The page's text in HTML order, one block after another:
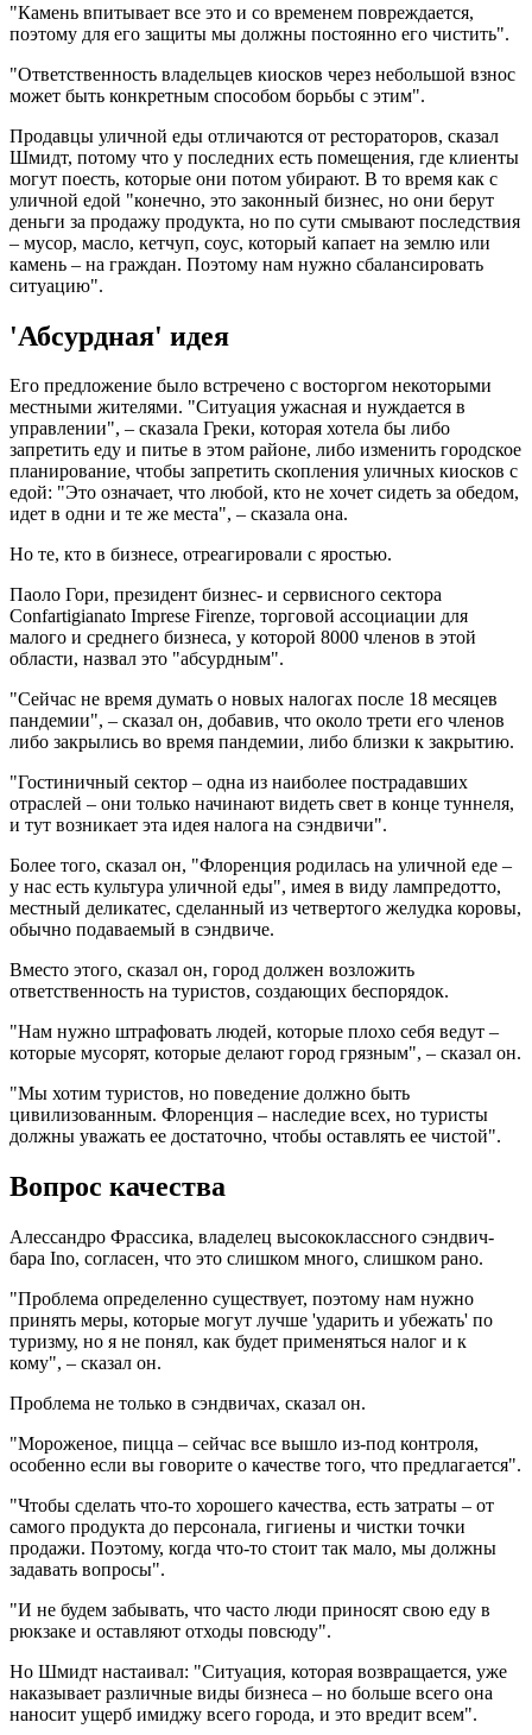
"Камень впитывает все это и со временем повреждается,
поэтому для его защиты мы должны постоянно его чистить".
"Ответственность владельцев киосков через небольшой взнос
может быть конкретным способом борьбы с этим".
Продавцы уличной еды отличаются от рестораторов, сказал
Шмидт, потому что у последних есть помещения, где клиенты
могут поесть, которые они потом убирают. В то время как с
уличной едой "конечно, это законный бизнес, но они берут
деньги за продажу продукта, но по сути смывают последствия
– мусор, масло, кетчуп, соус, который капает на землю или
камень – на граждан. Поэтому нам нужно сбалансировать
ситуацию".
'Абсурдная' идея
Его предложение было встречено с восторгом некоторыми
местными жителями. "Ситуация ужасная и нуждается в
управлении", – сказала Греки, которая хотела бы либо
запретить еду и питье в этом районе, либо изменить городское
планирование, чтобы запретить скопления уличных киосков с
едой: "Это означает, что любой, кто не хочет сидеть за обедом,
идет в одни и те же места", – сказала она.
Но те, кто в бизнесе, отреагировали с яростью.
Паоло Гори, президент бизнес- и сервисного сектора
Confartigianato Imprese Firenze, торговой ассоциации для
малого и среднего бизнеса, у которой 8000 членов в этой
области, назвал это "абсурдным".
"Сейчас не время думать о новых налогах после 18 месяцев
пандемии", – сказал он, добавив, что около трети его членов
либо закрылись во время пандемии, либо близки к закрытию.
"Гостиничный сектор – одна из наиболее пострадавших
отраслей – они только начинают видеть свет в конце туннеля,
и тут возникает эта идея налога на сэндвичи".
Более того, сказал он, "Флоренция родилась на уличной еде –
у нас есть культура уличной еды", имея в виду лампредотто,
местный деликатес, сделанный из четвертого желудка коровы,
обычно подаваемый в сэндвиче.
Вместо этого, сказал он, город должен возложить
ответственность на туристов, создающих беспорядок.
"Нам нужно штрафовать людей, которые плохо себя ведут –
которые мусорят, которые делают город грязным", – сказал он.
"Мы хотим туристов, но поведение должно быть
цивилизованным. Флоренция – наследие всех, но туристы
должны уважать ее достаточно, чтобы оставлять ее чистой".
Вопрос качества
Алессандро Фрассика, владелец высококлассного сэндвич-
бара Ino, согласен, что это слишком много, слишком рано.
"Проблема определенно существует, поэтому нам нужно
принять меры, которые могут лучше 'ударить и убежать' по
туризму, но я не понял, как будет применяться налог и к
кому", – сказал он.
Проблема не только в сэндвичах, сказал он.
"Мороженое, пицца – сейчас все вышло из-под контроля,
особенно если вы говорите о качестве того, что предлагается".
"Чтобы сделать что-то хорошего качества, есть затраты – от
самого продукта до персонала, гигиены и чистки точки
продажи. Поэтому, когда что-то стоит так мало, мы должны
задавать вопросы".
"И не будем забывать, что часто люди приносят свою еду в
рюкзаке и оставляют отходы повсюду".
Но Шмидт настаивал: "Ситуация, которая возвращается, уже
наказывает различные виды бизнеса – но больше всего она
наносит ущерб имиджу всего города, и это вредит всем".